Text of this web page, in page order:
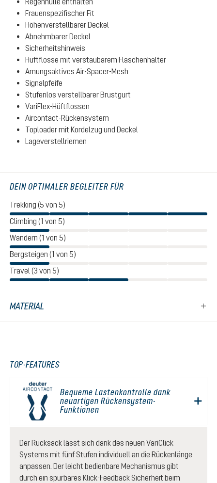
Frauenspezifischer Fit
Höhenverstellbarer Deckel
Abnehmbarer Deckel
Sicherheitshinweis
Hüftflosse mit verstaubarem Flaschenhalter
Amungsaktives Air-Spacer-Mesh
Signalpfeife
Stufenlos verstellbarer Brustgurt
VariFlex-Hüftflossen
Aircontact-Rückensystem
Toploader mit Kordelzug und Deckel
Lageverstellriemen
DEIN OPTIMALER BEGLEITER FÜR
Trekking (5 von 5)
Climbing (1 von 5)
Wandern (1 von 5)
Bergsteigen (1 von 5)
Travel (3 von 5)
MATERIAL
TOP-FEATURES
Bequeme Lastenkontrolle dank
neuartigen Rückensystem-
Funktionen
Der Rucksack lässt sich dank des neuen VariClick-
Systems mit fünf Stufen individuell an die Rückenlänge
anpassen. Der leicht bedienbare Mechanismus gibt
durch ein spürbares Klick-Feedback Sicherheit beim